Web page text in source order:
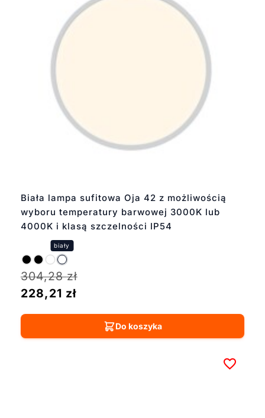
Biała lampa sufitowa Oja 42 z możliwością
wyboru temperatury barwowej 3000K lub
4000K i klasą szczelności IP54
304,28zł
228,21 zł
Do koszyka